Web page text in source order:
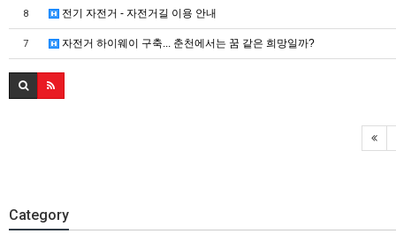
8 전기 자전거 - 자전거길 이용 안내
7 자전거 하이웨이 구축... 춘천에서는 꿈 같은 희망일까?
Category